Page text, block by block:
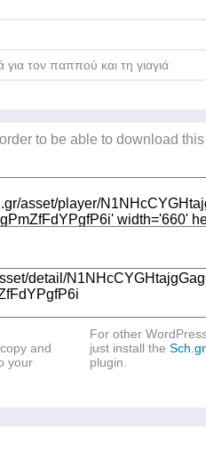
για τον παππού και τη γιαγιά
to be able to download
and
your
For other
just install the
plugin.